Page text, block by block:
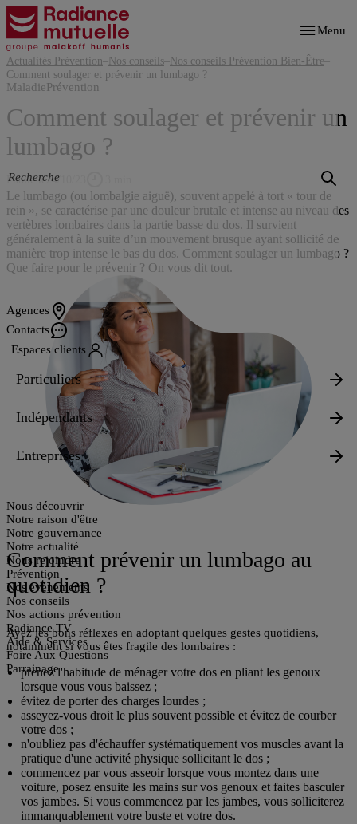
Aller
au
contenu
principal
Menu
Agences
Contacts
Espaces clients
Particuliers
Indépendants
Entreprises
Nous découvrir
Notre raison d'être
Notre gouvernance
Notre actualité
Nous rejoindre
Prévention
Nos évènements
Nos conseils
Nos actions prévention
Radiance TV
Aide & Services
Foire Aux Questions
Parrainage
Actualités Prévention–Nos conseils–Nos conseils Prévention Bien-Être–
Comment soulager et prévenir un lumbago ?
MaladiePrévention
Comment soulager et prévenir un
lumbago ?
Publié le24/10/23
Le lumbago (ou lombalgie aiguë), souvent appelé à tort « tour de
rein », se caractérise par une douleur brutale et intense au niveau des
vertèbres lombaires dans la partie basse du dos. Il survient
généralement à la suite d’un mouvement brusque ayant sollicité de
manière trop intense le bas du dos. Comment soulager un lumbago ?
Que faire pour le prévenir ? On vous dit tout.
Comment prévenir un lumbago au
quotidien ?
Ayez les bons réflexes en adoptant quelques gestes quotidiens,
notamment si vous êtes fragile des lombaires :
prenez l'habitude de ménager votre dos en pliant les genoux
lorsque vous vous baissez ;
évitez de porter des charges lourdes ;
asseyez-vous droit le plus souvent possible et évitez de courber
votre dos ;
n'oubliez pas d'échauffer systématiquement vos muscles avant la
pratique d'une activité physique sollicitant le dos ;
commencez par vous asseoir lorsque vous montez dans une
voiture, posez ensuite les mains sur vos genoux et faites basculer
vos jambes. Si vous commencez par les jambes, vous solliciterez
immanquablement votre buste et votre dos.